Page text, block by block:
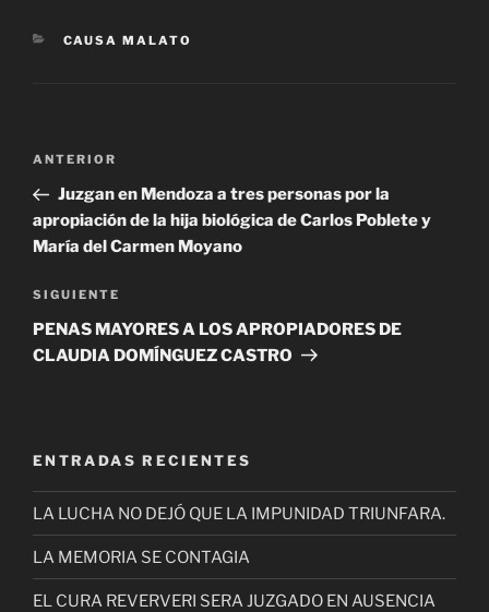
CATEGORÍAS
CAUSA MALATO
Navegación
entradas
Entrada
anterior
ANTERIOR
Juzgan en Mendoza a tres personas por la
apropiación de la hija biológica de Carlos Poblete y
María del Carmen Moyano
Siguiente
entrada
SIGUIENTE
PENAS MAYORES A LOS APROPIADORES DE
CLAUDIA DOMÍNGUEZ CASTRO
ENTRADAS RECIENTES
LA LUCHA NO DEJÓ QUE LA IMPUNIDAD TRIUNFARA.
LA MEMORIA SE CONTAGIA
EL CURA REVERVERI SERA JUZGADO EN AUSENCIA